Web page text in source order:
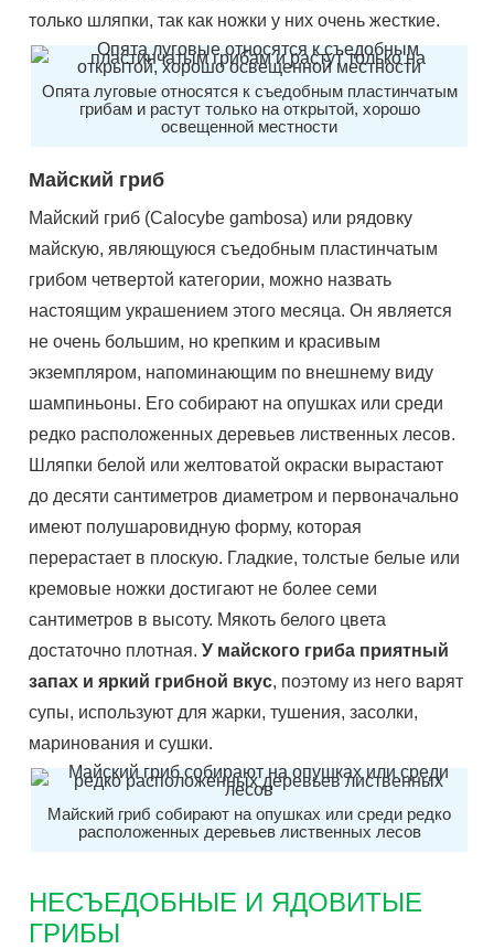
только шляпки, так как ножки у них очень жесткие.
Опята луговые относятся к съедобным пластинчатым
грибам и растут только на открытой, хорошо
освещенной местности
Майский гриб
Майский гриб (Calocybe gambosa) или рядовку
майскую, являющуюся съедобным пластинчатым
грибом четвертой категории, можно назвать
настоящим украшением этого месяца. Он является
не очень большим, но крепким и красивым
экземпляром, напоминающим по внешнему виду
шампиньоны. Его собирают на опушках или среди
редко расположенных деревьев лиственных лесов.
Шляпки белой или желтоватой окраски вырастают
до десяти сантиметров диаметром и первоначально
имеют полушаровидную форму, которая
перерастает в плоскую. Гладкие, толстые белые или
кремовые ножки достигают не более семи
сантиметров в высоту. Мякоть белого цвета
достаточно плотная. У майского гриба приятный
запах и яркий грибной вкус, поэтому из него варят
супы, используют для жарки, тушения, засолки,
маринования и сушки.
Майский гриб собирают на опушках или среди редко
расположенных деревьев лиственных лесов
НЕСЪЕДОБНЫЕ И ЯДОВИТЫЕ
ГРИБЫ